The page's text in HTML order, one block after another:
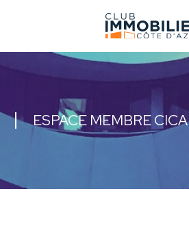
ESPACE MEMBRE CICA